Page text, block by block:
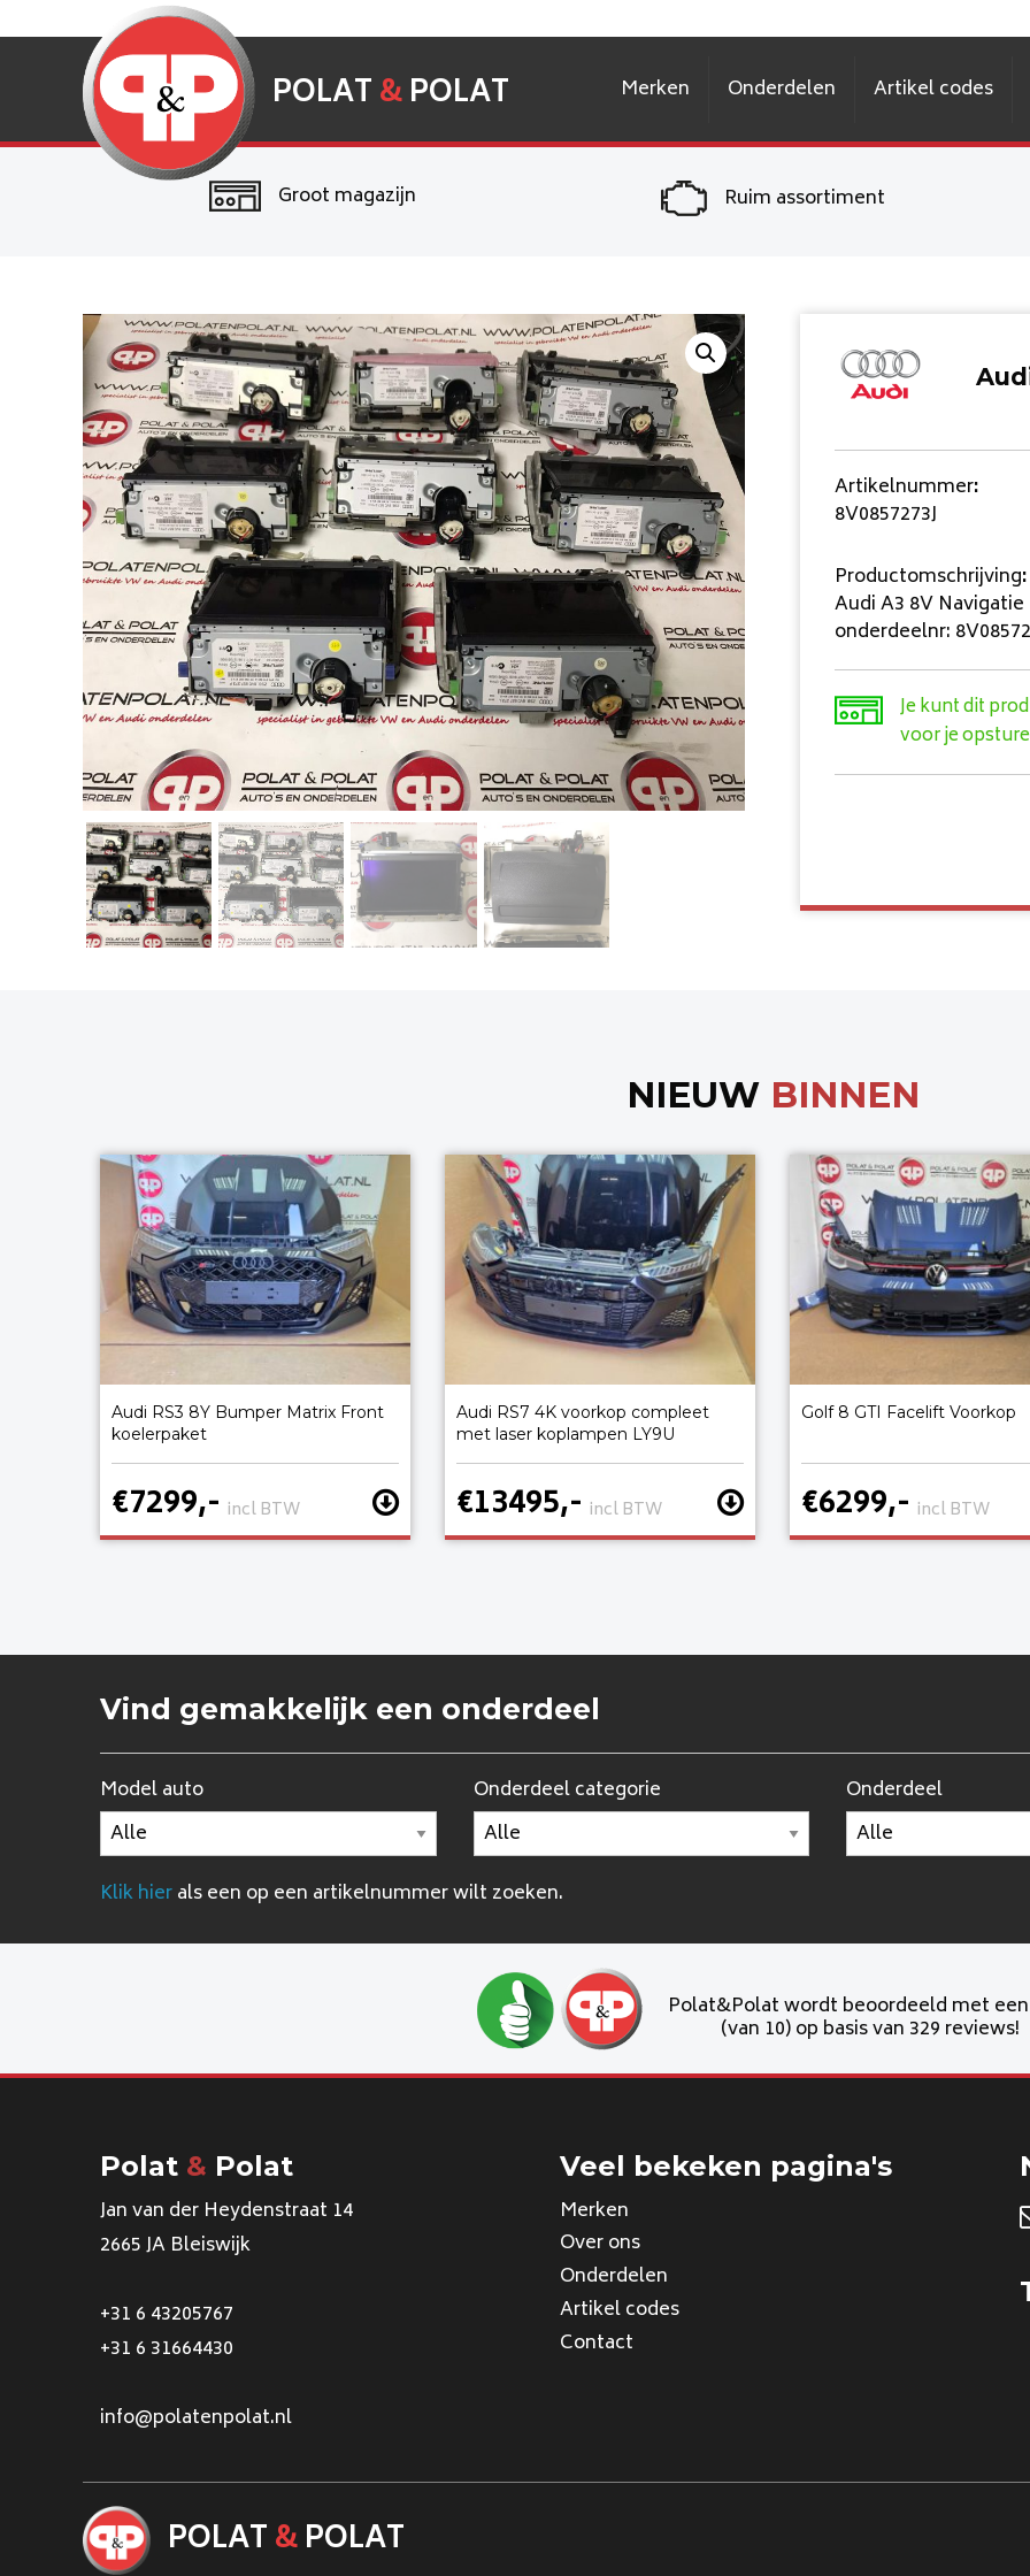
POLAT&POLAT Merken Onderdelen Artikel codes
Groot magazijn Ruim assortiment
Artikelnummer:
8V0857273J
Productomschrijving:
Audi A3 8V
onderdeelnr:
Je kunt dit
voor je
NIEUW BINNEN
Audi RS3 8Y Bumper Matrix Front
koelerpaket
€7299,- incl BTW
Audi RS7 4K voorkop compleet
met laser koplampen LY9U
€13495,- incl BTW
Golf 8 GTI Facelift Voorkop
€6299,- incl BTW
Vind gemakkelijk een onderdeel
Model auto Onderdeel categorie Onderdeel
Klik hierals een op een artikelnummer wilt zoeken.
Polat&Polat wordt beoordeeld met een
(van 10) op basis van 329 reviews!
Polat & Polat
Jan van der Heydenstraat 14
2665 JA Bleiswijk
+31 6 43205767
+31 6 31664430
info@polatenpolat.nl
Veel bekeken pagina's
Merken
Over ons
Onderdelen
Artikel codes
Contact
POLAT&POLAT